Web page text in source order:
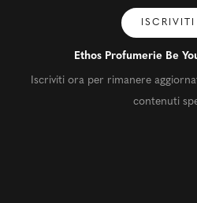
Ethos Profumerie Be
Iscriviti ora per rimanere
contenuti